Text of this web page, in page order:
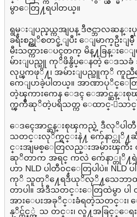
မွာေတြ႔ရပါတယ္။
ရွမ္းျပည္နယ္ကအျပန္ ဒီဇင္ဘာလဆ
ခရီးစဥ္ကုိစတင္ခဲ့ျပီး ေျမာက္ဦးျ
မီးသတ္ကားေပၚတက္ မိန္႔ခြန္းေျ
မ်ားျပည္သူ ကုိဖိနွိပ္ေနတဲ့ ေဒ
လုပ္ၾကဖုိ႔၊ အမ်ားျပည္သူကုိ ကူ
ကေျပာခဲ့ပါတယ္။ အာဏာပုိင္ေတြဖ
တဲ့ၾကားကေန ေဒၚ ေအာင္ဆန္း
က္ၾကိဳဆုိတဲ့ပရိသတ္က ေထာင္-ေသာင္
ေဒၚေအာင္ဆန္းစုၾကည္ရဲ့ ဒီလုိပါ
သတင္းလုိက္ရင္းနဲ႔ က်ေနာ္တုိ႔
င္းအျမစ္ေတြလည္းအမ်ားၾကီး
ဆုိတာက အရင္ ကလဲ က်ေနာ္တုိ႔
ဟာ NLD ပါတီ၀င္ေတြပါပဲ။
ကုိ သူတုိ႔ေရဒီယုိလုိ႔သေဘာထ
တာပါ။ အဲဒီသတင္းေတြထဲမွာ ပ
အားေပးအခုိင္းခံရတဲ့သတင္း
နုိင္က်င့္တဲ့ သ တင္း၊ လူ႔အခြင့္ေရး